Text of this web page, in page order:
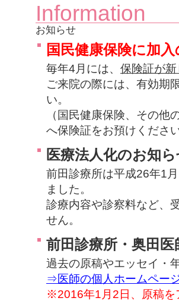
Information
お知らせ
国民健康保険に加
毎年4月には、 保険証が
ご来院の際には、有効期
い。
（国民健康保険、その
へ保険証をお預けください
医療法人化のお知
前田診療所は平成26年1
ました。
診療内容や診察料など、
せん。
前田診療所・奥田
過去の原稿やエッセイ・
⇒医師の個人ホームペー
※2016年1月2日、原稿を